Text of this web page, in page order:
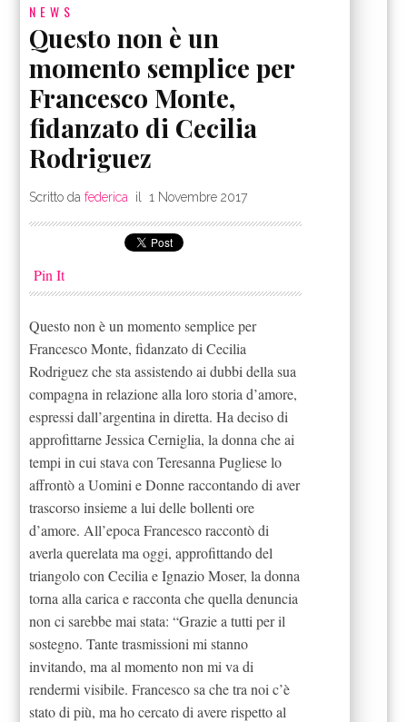
NEWS
Questo non è un
momento semplice per
Francesco Monte,
fidanzato di Cecilia
Rodriguez
Scritto dafederica il1 Novembre 2017
Pin It
Questo non è un momento semplice per
Francesco Monte, fidanzato di Cecilia
Rodriguez che sta assistendo ai dubbi della sua
compagna in relazione alla loro storia d’amore,
espressi dall’argentina in diretta. Ha deciso di
approfittarne Jessica Cerniglia, la donna che ai
tempi in cui stava con Teresanna Pugliese lo
affrontò a Uomini e Donne raccontando di aver
trascorso insieme a lui delle bollenti ore
d’amore. All’epoca Francesco raccontò di
averla querelata ma oggi, approfittando del
triangolo con Cecilia e Ignazio Moser, la donna
torna alla carica e racconta che quella denuncia
non ci sarebbe mai stata: “Grazie a tutti per il
sostegno. Tante trasmissioni mi stanno
invitando, ma al momento non mi va di
rendermi visibile. Francesco sa che tra noi c’è
stato di più, ma ho cercato di avere rispetto al